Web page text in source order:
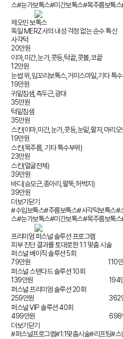
스#눈가보톡스#미간보톡스#목주름보톡스
제오민 보톡스
독일 MERZ사의 내성 걱정 없는 순수 톡신
사각턱
20만원
이마,미간,눈가,콧등,턱끝,콧볼,코끝
12만원
눈썹 위,입꼬리보톡스,거미스마일,기타 특
19만원
귀밑침샘,측두근,광대
35만원
턱밑침샘
35만원
스킨(이마,미간,눈가,콧등,눈밑,팔자,마리오
19만원
스킨(목주름, 기타 특수부위)
23만원
스킨(얼굴전체)
39만원
바디(승모근,종아리,팔뚝,허벅지)
39만원
더보기닫기
#수입보톡스#주름보톡스#사각턱보톡스#
스#눈가보톡스#미간보톡스#목주름보톡스
프리미엄 퍼스널 솔루션 프로그램
피부 진단 결과를 토대로한 1:1 맞춤 시술
퍼스널 베이직 솔루션 5회
79만원
110
퍼스널 스탠다드 솔루션 10회
139만원
194
퍼스널 프리미엄 솔루션 20회
259만원
362
퍼스널 VIP 솔루션 40회
499만원
698
더보기닫기
#퍼스널프로그램#1:1맞춤시술#리프팅#스